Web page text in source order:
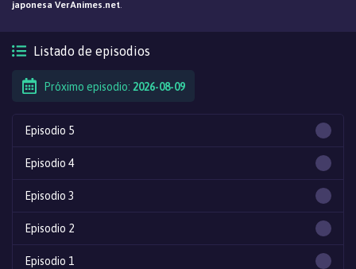
japonesa VerAnimes.net.
Listado de episodios
Próximo episodio: 2026-08-09
Episodio 5
Episodio 4
Episodio 3
Episodio 2
Episodio 1